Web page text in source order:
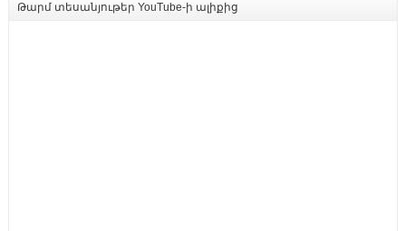
Թարմ տեսանյութեր YouTube-ի ալիքից